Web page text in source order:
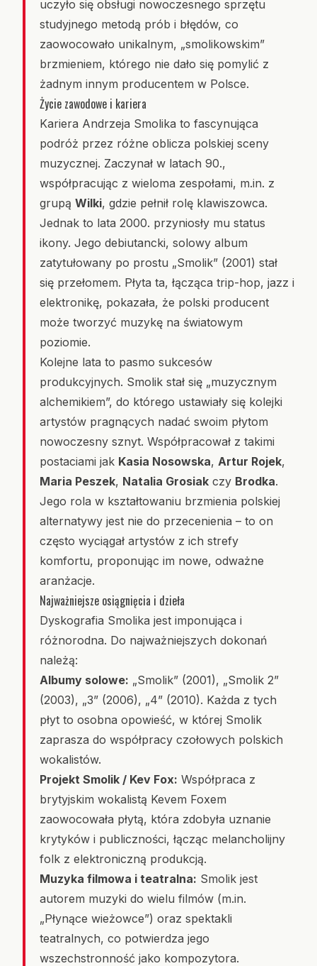
uczyło się obsługi nowoczesnego sprzętu
studyjnego metodą prób i błędów, co
zaowocowało unikalnym, „smolikowskim”
brzmieniem, którego nie dało się pomylić z
żadnym innym producentem w Polsce.
Życie zawodowe i kariera
Kariera Andrzeja Smolika to fascynująca
podróż przez różne oblicza polskiej sceny
muzycznej. Zaczynał w latach 90.,
współpracując z wieloma zespołami, m.in. z
grupą Wilki, gdzie pełnił rolę klawiszowca.
Jednak to lata 2000. przyniosły mu status
ikony. Jego debiutancki, solowy album
zatytułowany po prostu „Smolik” (2001) stał
się przełomem. Płyta ta, łącząca trip-hop, jazz i
elektronikę, pokazała, że polski producent
może tworzyć muzykę na światowym
poziomie.
Kolejne lata to pasmo sukcesów
produkcyjnych. Smolik stał się „muzycznym
alchemikiem”, do którego ustawiały się kolejki
artystów pragnących nadać swoim płytom
nowoczesny sznyt. Współpracował z takimi
postaciami jak Kasia Nosowska, Artur Rojek,
Maria Peszek, Natalia Grosiak czy Brodka.
Jego rola w kształtowaniu brzmienia polskiej
alternatywy jest nie do przecenienia – to on
często wyciągał artystów z ich strefy
komfortu, proponując im nowe, odważne
aranżacje.
Najważniejsze osiągnięcia i dzieła
Dyskografia Smolika jest imponująca i
różnorodna. Do najważniejszych dokonań
należą:
Albumy solowe: „Smolik” (2001), „Smolik 2”
(2003), „3” (2006), „4” (2010). Każda z tych
płyt to osobna opowieść, w której Smolik
zaprasza do współpracy czołowych polskich
wokalistów.
Projekt Smolik / Kev Fox: Współpraca z
brytyjskim wokalistą Kevem Foxem
zaowocowała płytą, która zdobyła uznanie
krytyków i publiczności, łącząc melancholijny
folk z elektroniczną produkcją.
Muzyka filmowa i teatralna: Smolik jest
autorem muzyki do wielu filmów (m.in.
„Płynące wieżowce”) oraz spektakli
teatralnych, co potwierdza jego
wszechstronność jako kompozytora.